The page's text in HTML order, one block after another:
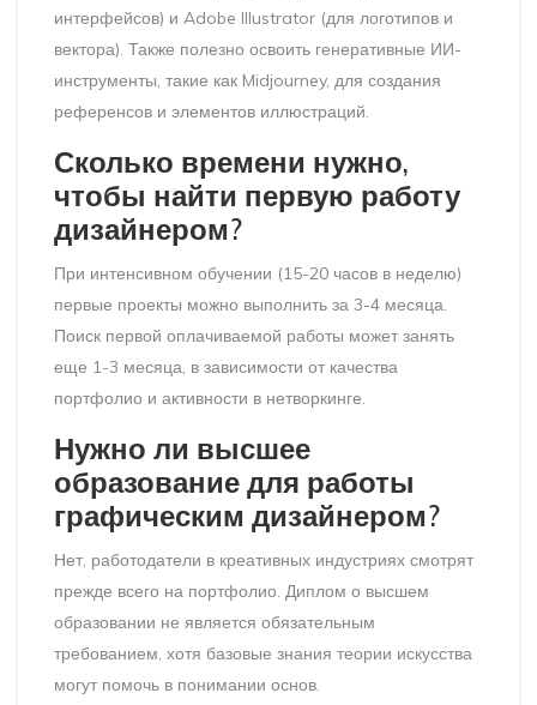
интерфейсов) и Adobe Illustrator (для логотипов и
вектора). Также полезно освоить генеративные ИИ-
инструменты, такие как Midjourney, для создания
референсов и элементов иллюстраций.
Сколько времени нужно,
чтобы найти первую работу
дизайнером?
При интенсивном обучении (15-20 часов в неделю)
первые проекты можно выполнить за 3-4 месяца.
Поиск первой оплачиваемой работы может занять
еще 1-3 месяца, в зависимости от качества
портфолио и активности в нетворкинге.
Нужно ли высшее
образование для работы
графическим дизайнером?
Нет, работодатели в креативных индустриях смотрят
прежде всего на портфолио. Диплом о высшем
образовании не является обязательным
требованием, хотя базовые знания теории искусства
могут помочь в понимании основ.